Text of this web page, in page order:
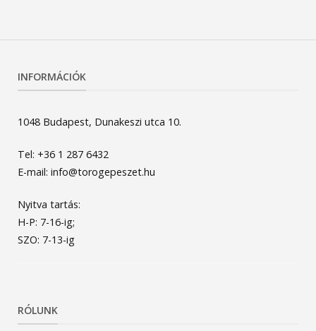
INFORMÁCIÓK
1048 Budapest, Dunakeszi utca 10.
Tel: +36 1 287 6432
E-mail: info@torogepeszet.hu
Nyitva tartás:
H-P: 7-16-ig;
SZO: 7-13-ig
RÓLUNK